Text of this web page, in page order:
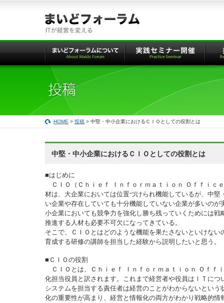
文
へ
の
リ
ン
ク
HOME > 投稿 > 中堅・中小企業におけるＣＩＯとしての役割とは
中堅・中小企業におけるＣＩＯとしての役割とは
■はじめに
ＣＩＯ（Ｃｈｉｅｆ Ｉｎｆｏｒｍａｔｉｏｎ Ｏｆｆｉｃ
材は、大企業においては位置づけられ機能しているが、中
い企業や存在していても十分機能していない企業が多いの
小企業においても競争力を強化し勝ち残っていくためには
推進する人材も必要不可欠になってきている。
そこで、ＣＩＯとはどのような機能を果たさないといけな
育成する研修の講師を担当した経験から説明したいと思う。
■ＣＩＯの役割
ＣＩＯとは、Ｃｈｉｅｆ Ｉｎｆｏｒｍａｔｉｏｎ Ｏｆｆ
化担当役員と訳されます。これまで経営者や役員はＩＴに
システムを担当する責任者は経営のことがわからないとい
化の重要性が高まり、経営と情報化の両方がわかり戦略的